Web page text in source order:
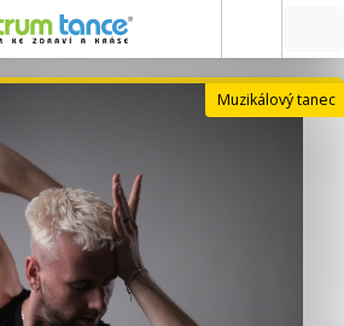
Muzikálový tanec